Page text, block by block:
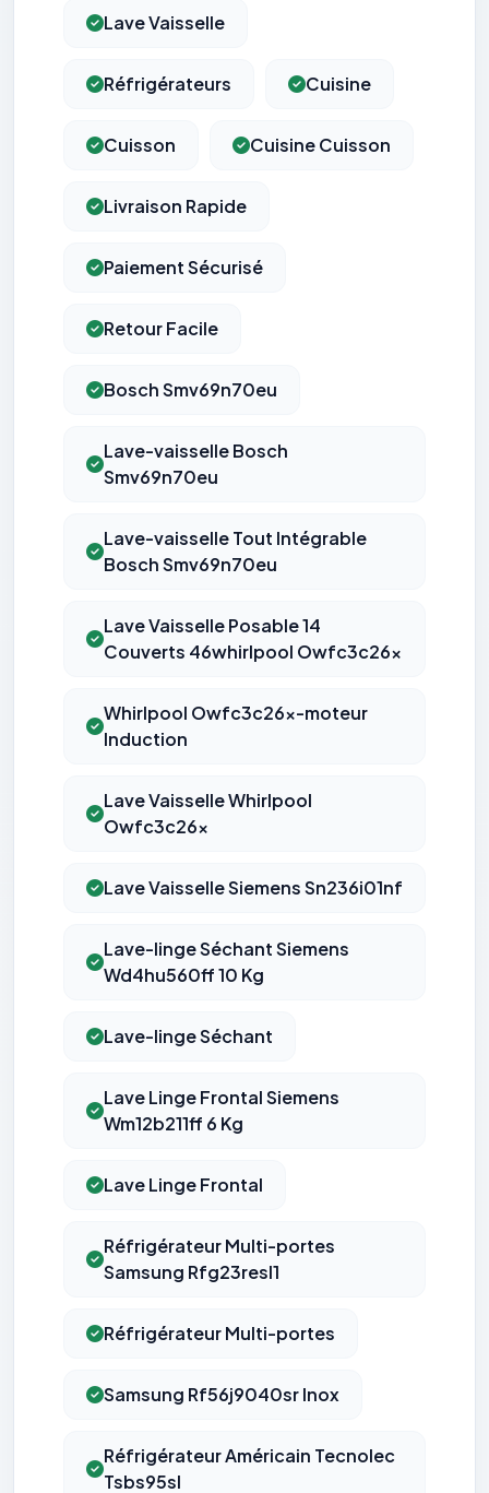
Lave Vaisselle
Réfrigérateurs Cuisine
Cuisson Cuisine Cuisson
Livraison Rapide
Paiement Sécurisé
Retour Facile
Bosch Smv69n70eu
Lave-vaisselle Bosch
Smv69n70eu
Lave-vaisselle Tout Intégrable
Bosch Smv69n70eu
Lave Vaisselle Posable 14
Couverts 46whirlpool Owfc3c26x
Whirlpool Owfc3c26x-moteur
Induction
Lave Vaisselle Whirlpool
Owfc3c26x
Lave Vaisselle Siemens Sn236i01nf
Lave-linge Séchant Siemens
Wd4hu560ff 10 Kg
Lave-linge Séchant
Lave Linge Frontal Siemens
Wm12b211ff 6 Kg
Lave Linge Frontal
Réfrigérateur Multi-portes
Samsung Rfg23resl1
Réfrigérateur Multi-portes
Samsung Rf56j9040sr Inox
Réfrigérateur Américain Tecnolec
Tsbs95sl